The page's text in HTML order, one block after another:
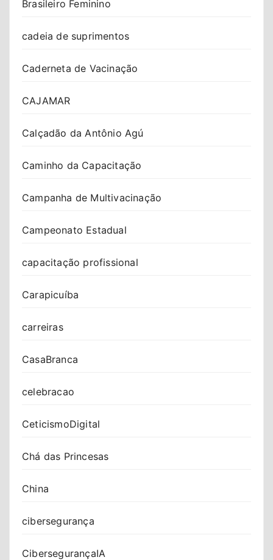
Brasileiro Feminino
cadeia de suprimentos
Caderneta de Vacinação
CAJAMAR
Calçadão da Antônio Agú
Caminho da Capacitação
Campanha de Multivacinação
Campeonato Estadual
capacitação profissional
Carapicuíba
carreiras
CasaBranca
celebracao
CeticismoDigital
Chá das Princesas
China
cibersegurança
CibersegurançaIA